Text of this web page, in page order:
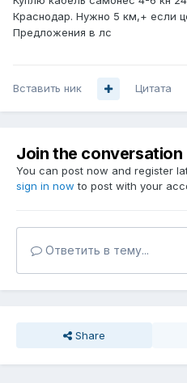
Краснодар. Нужно 5 км,+ если
Предложения в лс
Вставить ник Цитата
Join the conversation
You can post now and register
sign in now to post with your
Ответить в тему...
Share